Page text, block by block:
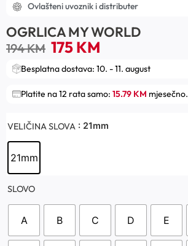
Ovlašteni uvoznik i distributer
OGRLICA MY WORLD
194KM 175KM
Besplatna dostava: 10. - 11. august
Platite na 12 rata samo: 15.79 KM mjesečno.
VELIČINA SLOVA : 21mm
21mm
SLOVO
A B C D E